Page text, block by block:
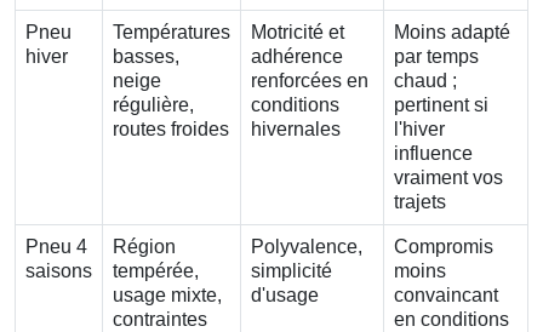
Pneu
hiver
Températures
basses,
neige
régulière,
routes froides
Motricité et
adhérence
renforcées en
conditions
hivernales
Moins adapté
par temps
chaud ;
pertinent si
l'hiver
influence
vraiment vos
trajets
Pneu 4
saisons
Région
tempérée,
usage mixte,
contraintes
Polyvalence,
simplicité
d'usage
Compromis
moins
convaincant
en conditions